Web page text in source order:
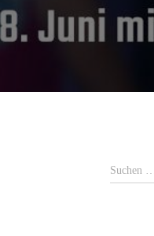
u
Suchen …